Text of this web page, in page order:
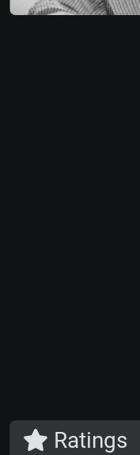
Ratings